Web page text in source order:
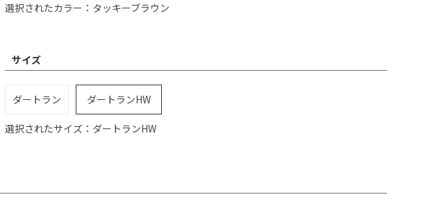
選択されたカラー：タッキーブラウン
サイズ
ダートラン ダートランHW
選択されたサイズ：ダートランHW